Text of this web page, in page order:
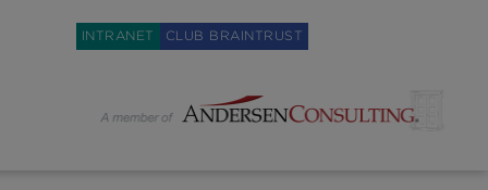
INTRANET CLUB BRAINTRUST